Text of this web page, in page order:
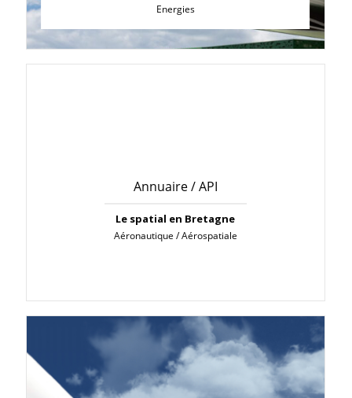
Energies
Annuaire / API
Le spatial en Bretagne
Aéronautique / Aérospatiale